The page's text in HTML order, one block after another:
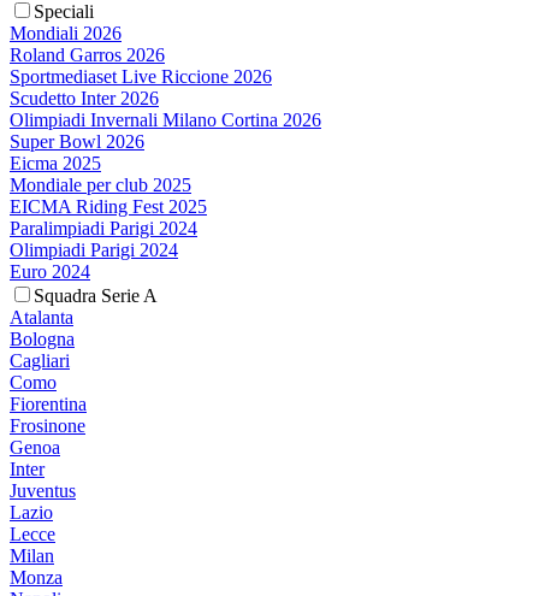
Speciali
Mondiali 2026
Roland Garros 2026
Sportmediaset Live Riccione 2026
Scudetto Inter 2026
Olimpiadi Invernali Milano Cortina 2026
Super Bowl 2026
Eicma 2025
Mondiale per club 2025
EICMA Riding Fest 2025
Paralimpiadi Parigi 2024
Olimpiadi Parigi 2024
Euro 2024
Squadra Serie A
Atalanta
Bologna
Cagliari
Como
Fiorentina
Frosinone
Genoa
Inter
Juventus
Lazio
Lecce
Milan
Monza